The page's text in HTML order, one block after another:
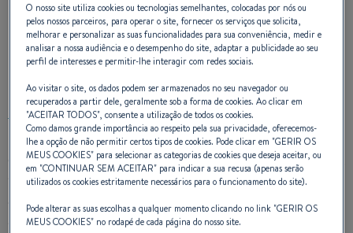
DESIGN EXTERIOR
O Antares 7 exibe com orgulho um estilo vigoroso e dinâmico.
Suas linhas retas e limpas conferem um fascínio esportivo,
como a tira de fricção que dá ao barco sua silhueta esguia e
elegante. Esta nova unidade afirma o seu próprio caráter,
O nosso site utiliza cookies ou tecnologias semelhantes, colocadas por nós ou
pelos nossos parceiros, para operar o site, fornecer os serviços que solicita,
melhorar e personalizar as suas funcionalidades para sua conveniência, medir e
analisar a nossa audiência e o desempenho do site, adaptar a publicidade ao seu
perfil de interesses e permitir-lhe interagir com redes sociais.
Ao visitar o site, os dados podem ser armazenados no seu navegador ou
recuperados a partir dele, geralmente sob a forma de cookies. Ao clicar em
"ACEITAR TODOS", consente a utilização de todos os cookies.
Como damos grande importância ao respeito pela sua privacidade, oferecemos-
lhe a opção de não permitir certos tipos de cookies. Pode clicar em "GERIR OS
MEUS COOKIES" para selecionar as categorias de cookies que deseja aceitar, ou
em "CONTINUAR SEM ACEITAR" para indicar a sua recusa (apenas serão
utilizados os cookies estritamente necessários para o funcionamento do site).
Pode alterar as suas escolhas a qualquer momento clicando no link "GERIR OS
MEUS COOKIES" no rodapé de cada página do nosso site.